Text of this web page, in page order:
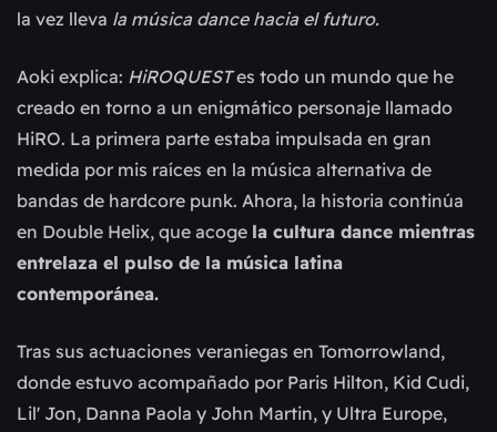
la vez lleva la música dance hacia el futuro.
Aoki explica: HiROQUESTes todo un mundo que he
creado en torno a un enigmático personaje llamado
HiRO. La primera parte estaba impulsada en gran
medida por mis raíces en la música alternativa de
bandas de hardcore punk. Ahora, la historia continúa
en Double Helix, que acoge la cultura dance mientras
entrelaza el pulso de la música latina
contemporánea.
Tras sus actuaciones veraniegas en Tomorrowland,
donde estuvo acompañado por Paris Hilton, Kid Cudi,
Lil' Jon, Danna Paola y John Martin, y Ultra Europe,